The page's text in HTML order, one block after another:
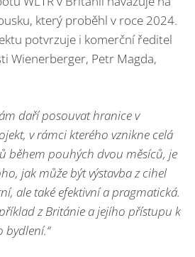
který proběhl v roce 2024.
potvrzuje i komerční ředitel
Wienerberger, Petr Magda,
daří posouvat hranice v
v rámci kterého vznikne celá
během pouhých dvou měsíců, je
jak může být výstavba z cihel
ale také efektivní a pragmatická.
z Británie a jejího přístupu k